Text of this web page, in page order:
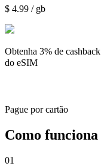
$ 4.99 / gb
Obtenha 3% de cashback
do eSIM
Pague por cartão
Como funciona
01